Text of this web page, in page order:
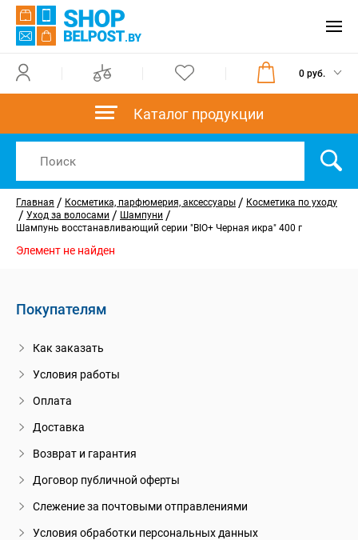
0 руб.
Каталог продукции
Главная / Косметика, парфюмерия, аксессуары / Косметика по уходу
/ Уход за волосами / Шампуни /
Шампунь восстанавливающий серии "BIO+ Черная икра" 400 г
Элемент не найден
Покупателям
Как заказать
Условия работы
Оплата
Доставка
Возврат и гарантия
Договор публичной оферты
Слежение за почтовыми отправлениями
Условия обработки персональных данных